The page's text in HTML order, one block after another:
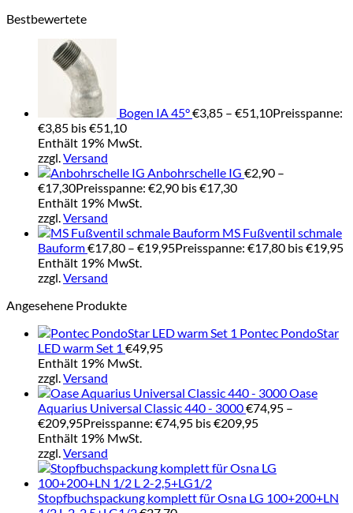
Bestbewertete
Bogen IA 45°€3,85 – €51,10Preisspanne:
€3,85 bis €51,10
Enthält 19% MwSt.
zzgl.Versand
Anbohrschelle IG €2,90 –
€17,30Preisspanne: €2,90 bis €17,30
Enthält 19% MwSt.
zzgl.Versand
MS Fußventil schmale
Bauform€17,80 – €19,95Preisspanne: €17,80 bis €19,95
Enthält 19% MwSt.
zzgl.Versand
Angesehene Produkte
Pontec PondoStar
LED warm Set 1 €49,95
Enthält 19% MwSt.
zzgl.Versand
Oase
Aquarius Universal Classic 440 - 3000€74,95 –
€209,95Preisspanne: €74,95 bis €209,95
Enthält 19% MwSt.
zzgl.Versand
Stopfbuchspackung komplett für Osna LG 100+200+LN